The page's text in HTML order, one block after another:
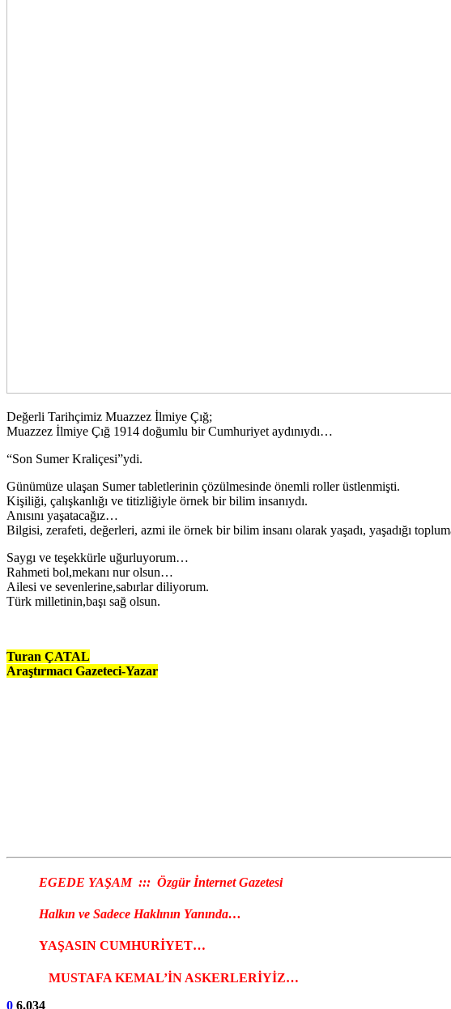
Değerli Tarihçimiz Muazzez İlmiye Çığ;
Muazzez İlmiye Çığ 1914 doğumlu bir Cumhuriyet aydınıydı…
“Son Sumer Kraliçesi”ydi.
Günümüze ulaşan Sumer tabletlerinin çözülmesinde önemli roller üstlenmişti.
Kişiliği, çalışkanlığı ve titizliğiyle örnek bir bilim insanıydı.
Anısını yaşatacağız…
Bilgisi, zerafeti, değerleri, azmi ile örnek bir bilim insanı olarak yaşadı, yaşadığı
Saygı ve teşekkürle uğurluyorum…
Rahmeti bol,mekanı nur olsun…
Ailesi ve sevenlerine,sabırlar diliyorum.
Türk milletinin,başı sağ olsun.
Turan ÇATAL
Araştırmacı Gazeteci-Yazar
EGEDE YAŞAM ::: Özgür İnternet Gazetesi
Halkın ve Sadece Haklının Yanında…
YAŞASIN CUMHURİYET…
MUSTAFA KEMAL’İN ASKERLERİYİZ…
0 6.034